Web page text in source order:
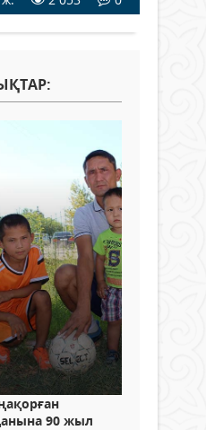
90 жыл